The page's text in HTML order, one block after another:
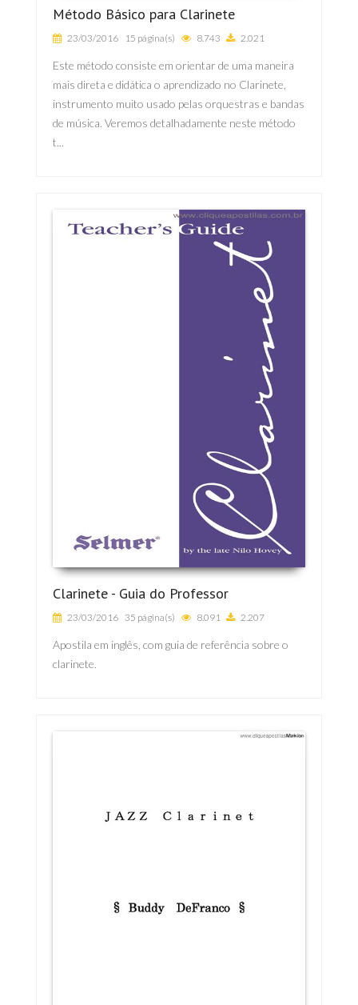
Método Básico para Clarinete
23/03/2016 15 página(s) 8.743 2.021
Este método consiste em orientar de uma maneira
mais direta e didática o aprendizado no Clarinete,
instrumento muito usado pelas orquestras e bandas
de música. Veremos detalhadamente neste método
t...
Clarinete - Guia do Professor
23/03/2016 35 página(s) 8.091 2.207
Apostila em inglês, com guia de referência sobre o
clarinete.